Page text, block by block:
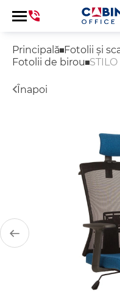
Principală Fotolii și
Fotolii de birou
Înapoi